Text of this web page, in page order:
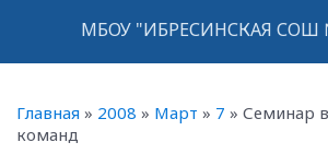
МБОУ "ИБРЕСИНСКАЯ СОШ
Главная » 2008 » Март » 7 » Семинар
команд